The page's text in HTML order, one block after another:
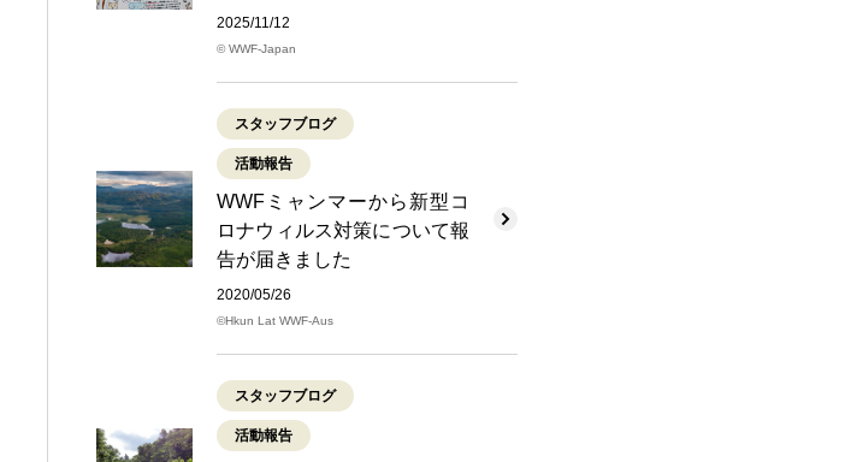
2025/11/12
© WWF-Japan
スタッフブログ
活動報告
WWFミャンマーから新型コ
ロナウィルス対策について報
告が届きました
2020/05/26
©Hkun Lat WWF-Aus
スタッフブログ
活動報告